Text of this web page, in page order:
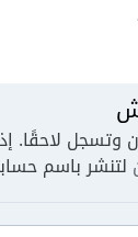
وتسجل لاحقًا.
لتنشر باسم